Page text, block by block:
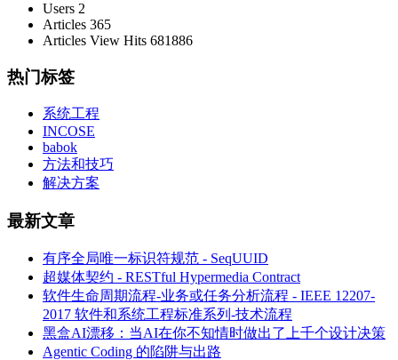
Users 2
Articles 365
Articles View Hits 681886
热门标签
系统工程
INCOSE
babok
方法和技巧
解决方案
最新文章
有序全局唯一标识符规范 - SeqUUID
超媒体契约 - RESTful Hypermedia Contract
软件生命周期流程-业务或任务分析流程 - IEEE 12207-
2017 软件和系统工程标准系列-技术流程
黑盒AI漂移：当AI在你不知情时做出了上千个设计决策
Agentic Coding 的陷阱与出路